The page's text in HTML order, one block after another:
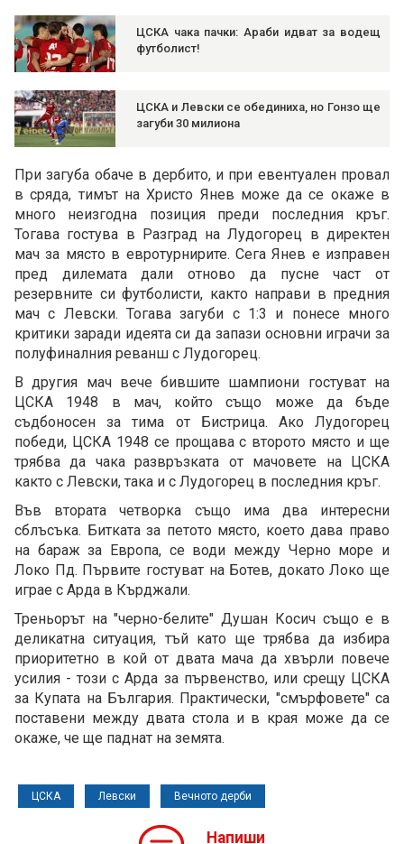
ЦСКА чака пачки: Араби идват за водещ
футболист!
ЦСКА и Левски се обединиха, но Гонзо ще
загуби 30 милиона
При загуба обаче в дербито, и при евентуален провал
в сряда, тимът на Христо Янев може да се окаже в
много неизгодна позиция преди последния кръг.
Тогава гостува в Разград на Лудогорец в директен
мач за място в евротурнирите. Сега Янев е изправен
пред дилемата дали отново да пусне част от
резервните си футболисти, както направи в предния
мач с Левски. Тогава загуби с 1:3 и понесе много
критики заради идеята си да запази основни играчи за
полуфиналния реванш с Лудогорец.
В другия мач вече бившите шампиони гостуват на
ЦСКА 1948 в мач, който също може да бъде
съдбоносен за тима от Бистрица. Ако Лудогорец
победи, ЦСКА 1948 се прощава с второто място и ще
трябва да чака развръзката от мачовете на ЦСКА
както с Левски, така и с Лудогорец в последния кръг.
Във втората четворка също има два интересни
сблъсъка. Битката за петото място, което дава право
на бараж за Европа, се води между Черно море и
Локо Пд. Първите гостуват на Ботев, докато Локо ще
играе с Арда в Кърджали.
Треньорът на "черно-белите" Душан Косич също е в
деликатна ситуация, тъй като ще трябва да избира
приоритетно в кой от двата мача да хвърли повече
усилия - този с Арда за първенство, или срещу ЦСКА
за Купата на България. Практически, "смърфовете" са
поставени между двата стола и в края може да се
окаже, че ще паднат на земята.
ЦСКА Левски Вечното дерби
Напиши